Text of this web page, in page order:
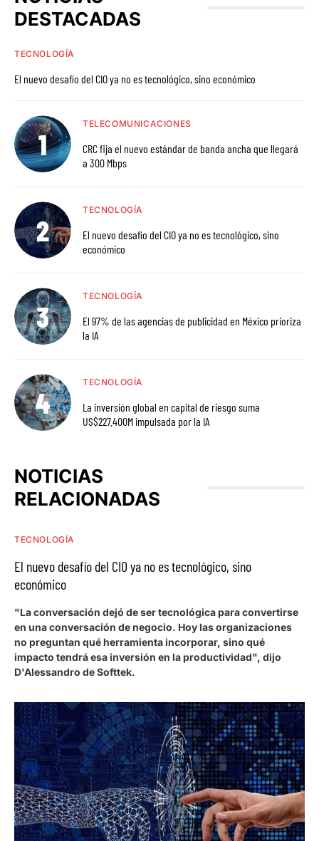
DESTACADAS
TECNOLOGÍA
El nuevo desafío del CIO ya no es tecnológico, sino económico
TELECOMUNICACIONES
CRC fija el nuevo estándar de banda ancha que llegará
a 300 Mbps
TECNOLOGÍA
El nuevo desafío del CIO ya no es tecnológico, sino
económico
TECNOLOGÍA
El 97% de las agencias de publicidad en México prioriza
la IA
TECNOLOGÍA
La inversión global en capital de riesgo suma
US$227.400M impulsada por la IA
NOTICIAS
RELACIONADAS
TECNOLOGÍA
El nuevo desafío del CIO ya no es tecnológico, sino
económico
"La conversación dejó de ser tecnológica para convertirse
en una conversación de negocio. Hoy las organizaciones
no preguntan qué herramienta incorporar, sino qué
impacto tendrá esa inversión en la productividad", dijo
D'Alessandro de Softtek.